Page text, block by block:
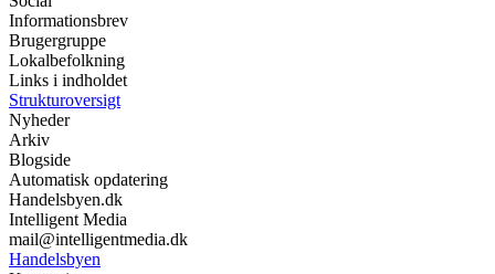
Informationsbrev
Brugergruppe
Lokalbefolkning
Links i indholdet
Strukturoversigt
Nyheder
Arkiv
Blogside
Automatisk opdatering
Handelsbyen.dk
Intelligent Media
mail@intelligentmedia.dk
Handelsbyen